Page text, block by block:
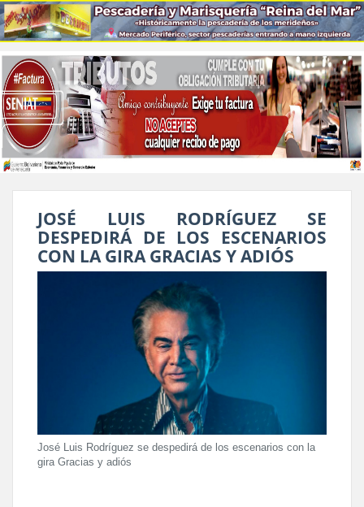
JOSÉ LUIS RODRÍGUEZ SE
DESPEDIRÁ DE LOS ESCENARIOS
CON LA GIRA GRACIAS Y ADIÓS
José Luis Rodríguez se despedirá de los escenarios con la
gira Gracias y adiós